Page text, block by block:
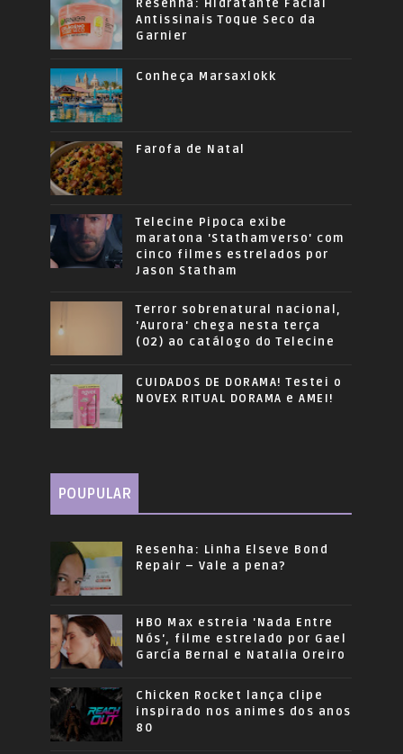
Resenha: Hidratante Facial
Antissinais Toque Seco da
Garnier
Conheça Marsaxlokk
Farofa de Natal
Telecine Pipoca exibe
maratona 'Stathamverso' com
cinco filmes estrelados por
Jason Statham
Terror sobrenatural nacional,
'Aurora' chega nesta terça
(02) ao catálogo do Telecine
CUIDADOS DE DORAMA! Testei o
NOVEX RITUAL DORAMA e AMEI!
POUPULAR
Resenha: Linha Elseve Bond
Repair – Vale a pena?
HBO Max estreia 'Nada Entre
Nós', filme estrelado por Gael
García Bernal e Natalia Oreiro
Chicken Rocket lança clipe
inspirado nos animes dos anos
80